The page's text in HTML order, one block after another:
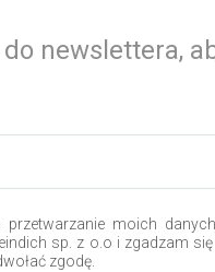
newslettera,
przetwarzanie moich
sp. z o.o i zgadzam
zgodę.